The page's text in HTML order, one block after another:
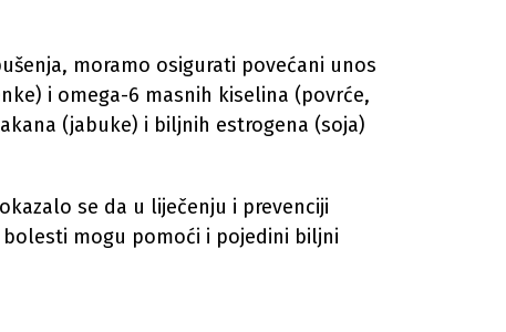
moramo osigurati povećani unos
i omega-6 masnih kiselina (povrće,
(jabuke) i biljnih estrogena (soja)
se da u liječenju i prevenciji
mogu pomoći i pojedini biljni